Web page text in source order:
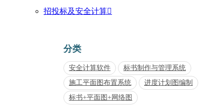
招投标及安全计算
分类
安全计算软件
标书制作与管理系统
施工平面图布置系统
进度计划图编制
标书+平面图+网络图